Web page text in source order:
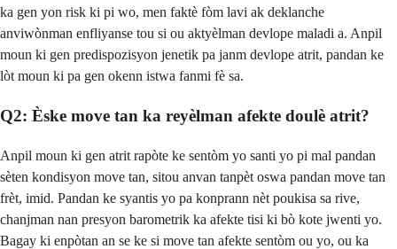
ka gen yon risk ki pi wo, men faktè fòm lavi ak deklanche
anviwònman enfliyanse tou si ou aktyèlman devlope maladi a. Anpil
moun ki gen predispozisyon jenetik pa janm devlope atrit, pandan ke
lòt moun ki pa gen okenn istwa fanmi fè sa.
Q2: Èske move tan ka reyèlman afekte doulè atrit?
Anpil moun ki gen atrit rapòte ke sentòm yo santi yo pi mal pandan
sèten kondisyon move tan, sitou anvan tanpèt oswa pandan move tan
frèt, imid. Pandan ke syantis yo pa konprann nèt poukisa sa rive,
chanjman nan presyon barometrik ka afekte tisi ki bò kote jwenti yo.
Bagay ki enpòtan an se ke si move tan afekte sentòm ou yo, ou ka